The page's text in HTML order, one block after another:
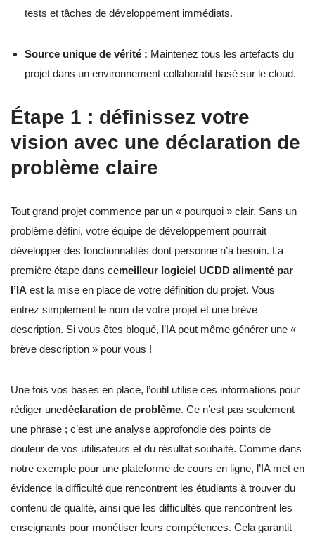
tests et tâches de développement immédiats.
Source unique de vérité : Maintenez tous les artefacts du
projet dans un environnement collaboratif basé sur le cloud.
Étape 1 : définissez votre
vision avec une déclaration de
problème claire
Tout grand projet commence par un « pourquoi » clair. Sans un
problème défini, votre équipe de développement pourrait
développer des fonctionnalités dont personne n’a besoin. La
première étape dans cemeilleur logiciel UCDD alimenté par
l’IA est la mise en place de votre définition du projet. Vous
entrez simplement le nom de votre projet et une brève
description. Si vous êtes bloqué, l’IA peut même générer une «
brève description » pour vous !
Une fois vos bases en place, l’outil utilise ces informations pour
rédiger unedéclaration de problème. Ce n’est pas seulement
une phrase ; c’est une analyse approfondie des points de
douleur de vos utilisateurs et du résultat souhaité. Comme dans
notre exemple pour une plateforme de cours en ligne, l’IA met en
évidence la difficulté que rencontrent les étudiants à trouver du
contenu de qualité, ainsi que les difficultés que rencontrent les
enseignants pour monétiser leurs compétences. Cela garantit